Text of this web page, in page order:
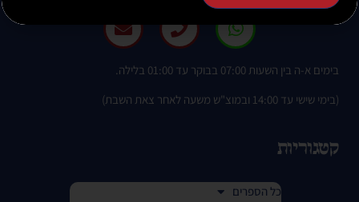
בימים א-ה בין השעות 07:00 בבוקר עד 01:00 בלילה.
(בימי שישי עד 14:00 ובמוצ"ש משעה לאחר צאת השבת)
קטגוריות
כל הספרים